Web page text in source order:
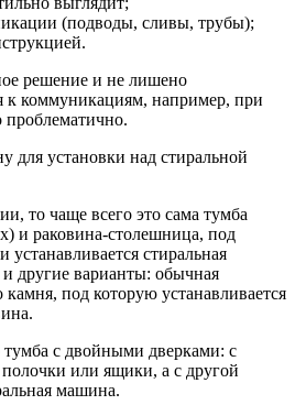
(подводы, сливы, трубы);
решение и не лишено
к коммуникациям, например, при
проблематично.
то чаще всего это сама тумба
и раковина-столешница, под
стиральная
другие варианты: обычная
под которую устанавливается
с двойными дверками: с
или ящики, а с другой
машина.